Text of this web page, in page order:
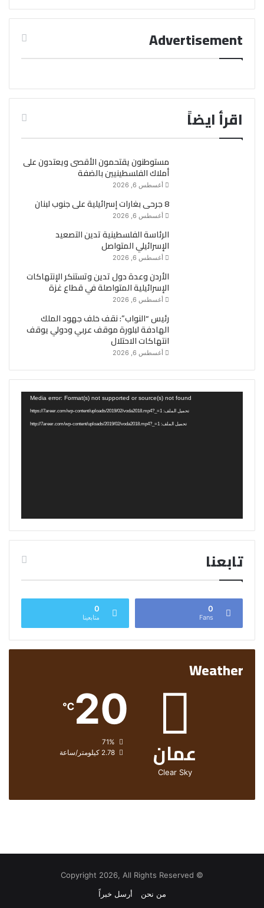
Advertisement
اقرأ ايضاً
مستوطنون يقتحمون الأقصى ويعتدون على
أملاك الفلسطينيين بالضفة
أغسطس 6, 2026
8 جرحى بغارات إسرائيلية على جنوب لبنان
أغسطس 6, 2026
الرئاسة الفلسطينية تدين التصعيد
الإسرائيلي المتواصل
أغسطس 6, 2026
الأردن وعدة دول تدين وتستنكر الإنتهاكات
الإسرائيلية المتواصلة في قطاع غزة
أغسطس 6, 2026
رئيس “النواب”: نقف خلف جهود الملك
الهادفة لبلورة موقف عربي ودولي يوقف
انتهاكات الاحتلال
أغسطس 6, 2026
Media error: Format(s) not supported or source(s) not found
تحميل الملف: https://7areer.com/wp-content/uploads/2019/02/voda2018.mp4?_=1
تحميل الملف: http://7areer.com/wp-content/uploads/2019/02/voda2018.mp4?_=1
تابعنا
0
Fans
0
متابعينا
Weather
عمان
Clear Sky
20
℃
الرطوبة:
الرياح:
© Copyright 2026, All Rights Reserved
من نحن
أرسل خبراً